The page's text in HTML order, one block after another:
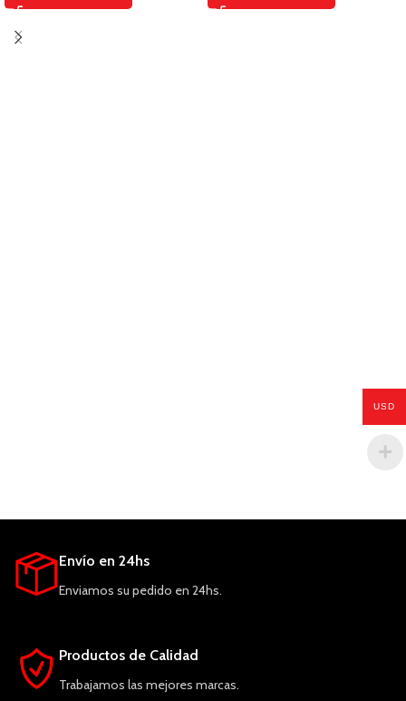
Envío en 24hs
Enviamos su pedido en 24hs.
Productos de Calidad
Trabajamos las mejores marcas.
USD